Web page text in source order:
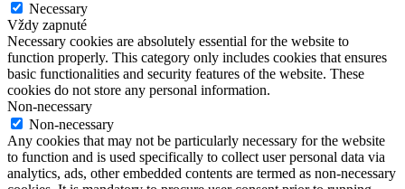
Necessary
Vždy zapnuté
Necessary cookies are absolutely essential for the website to
function properly. This category only includes cookies that ensures
basic functionalities and security features of the website. These
cookies do not store any personal information.
Non-necessary
Non-necessary
Any cookies that may not be particularly necessary for the website
to function and is used specifically to collect user personal data via
analytics, ads, other embedded contents are termed as non-necessary